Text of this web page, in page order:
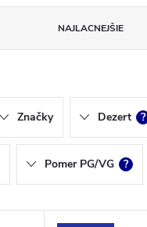
NAJLACNEJŠIE
Značky Dezert ?
Pomer PG/VG ?